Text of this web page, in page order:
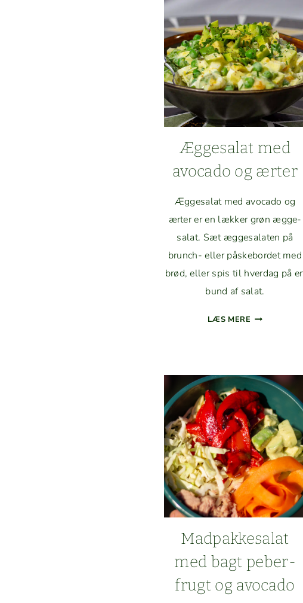
MED
EDAMAME,
HYT­
TEOST
OG
PURLØG
Ægge­salat med
avo­ca­do og ærter
Ægge­salat med avo­ca­do og
ærter er en lækker grøn ægge­
salat. Sæt ægge­salat­en på
brunch- eller påske­bor­det med
brød, eller spis til hverdag på
bund af salat.
LÆS MERE ÆGGE­
CA­
DO
OG ÆRTER
Mad­pakke­salat
med bagt peber­
frugt og avocado